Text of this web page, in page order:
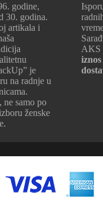
godine,
30. godina.
artikala i
je
na radnje u
samo po
ženske
AKS